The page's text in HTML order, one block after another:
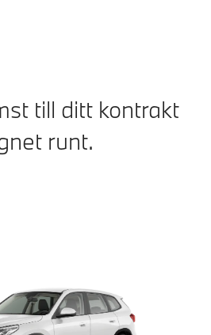
till ditt kontrakt
runt.